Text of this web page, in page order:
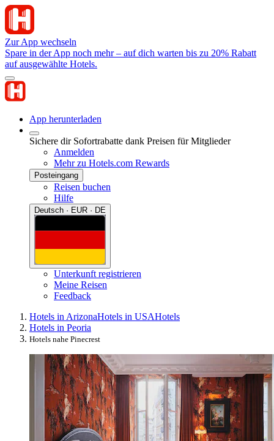
Zur App wechseln
Spare in der App noch mehr – auf dich warten bis zu 20% Rabatt
auf ausgewählte Hotels.
App herunterladen
Sichere dir Sofortrabatte dank Preisen für Mitglieder
Anmelden
Mehr zu Hotels.com Rewards
Posteingang
Reisen buchen
Hilfe
Deutsch · EUR · DE
Unterkunft registrieren
Meine Reisen
Feedback
Hotels in ArizonaHotels in USAHotels
Hotels in Peoria
Hotels nahe Pinecrest